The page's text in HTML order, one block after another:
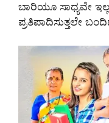
ಬಾರಿಯೂ ಸಾಧ್ಯವೇ ಇಲ್ಲ
ಪ್ರತಿಪಾದಿಸುತ್ತಲೇ